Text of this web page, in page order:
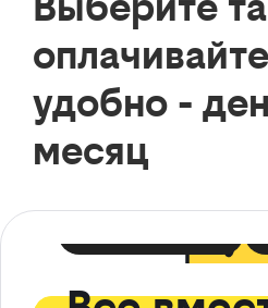
удобно -
месяц